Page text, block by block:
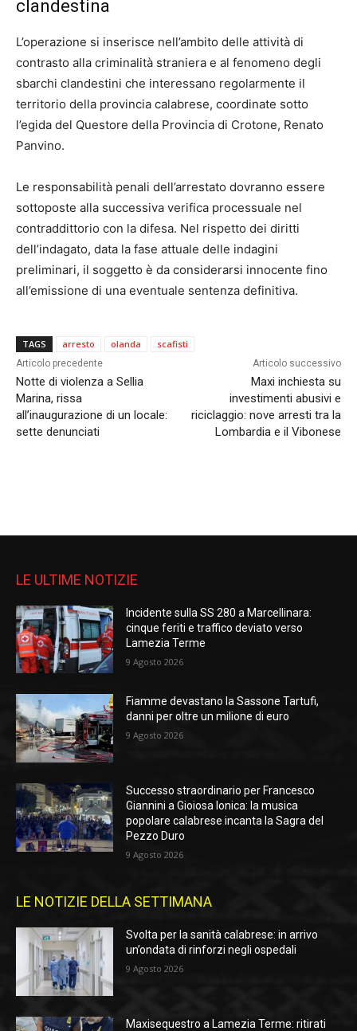
clandestina
L’operazione si inserisce nell’ambito delle attività di
contrasto alla criminalità straniera e al fenomeno degli
sbarchi clandestini che interessano regolarmente il
territorio della provincia calabrese, coordinate sotto
l’egida del Questore della Provincia di Crotone, Renato
Panvino.
Le responsabilità penali dell’arrestato dovranno essere
sottoposte alla successiva verifica processuale nel
contraddittorio con la difesa. Nel rispetto dei diritti
dell’indagato, data la fase attuale delle indagini
preliminari, il soggetto è da considerarsi innocente fino
all’emissione di una eventuale sentenza definitiva.
TAGS arresto olanda scafisti
Articolo precedente
Notte di violenza a Sellia
Marina, rissa
all’inaugurazione di un locale:
sette denunciati
Articolo successivo
Maxi inchiesta su
investimenti abusivi e
riciclaggio: nove arresti tra la
Lombardia e il Vibonese
LE ULTIME NOTIZIE
Incidente sulla SS 280 a Marcellinara:
cinque feriti e traffico deviato verso
Lamezia Terme
9 Agosto 2026
Fiamme devastano la Sassone Tartufi,
danni per oltre un milione di euro
9 Agosto 2026
Successo straordinario per Francesco
Giannini a Gioiosa Ionica: la musica
popolare calabrese incanta la Sagra del
Pezzo Duro
9 Agosto 2026
LE NOTIZIE DELLA SETTIMANA
Svolta per la sanità calabrese: in arrivo
un’ondata di rinforzi negli ospedali
9 Agosto 2026
Maxisequestro a Lamezia Terme: ritirati